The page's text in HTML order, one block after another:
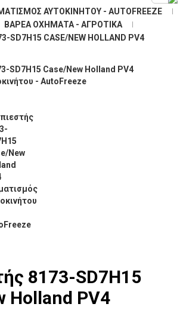
ΑΥΤΟΚΙΝΉΤΟΥ - AUTOFREEZE
ΒΑΡΈΑ ΟΧΉΜΑΤΑ - ΑΓΡΟΤΙΚΆ
SD7H15 CASE/NEW HOLLAND PV4
8173-SD7H15
Holland PV4